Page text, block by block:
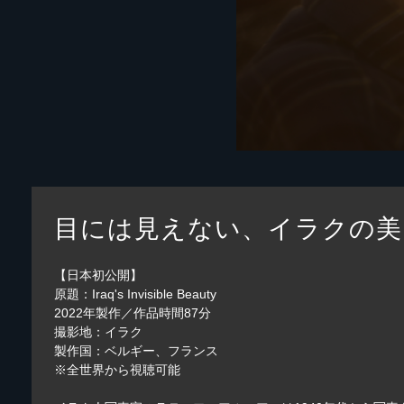
目には見えない、イラクの
【日本初公開】
原題：Iraq's Invisible Beauty
2022年製作／作品時間87分
撮影地：イラク
製作国：ベルギー、フランス
※全世界から視聴可能